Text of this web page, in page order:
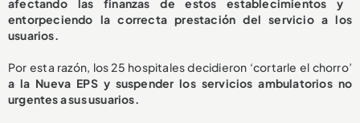
afectando las finanzas de estos establecimientos y
entorpeciendo la correcta prestación del servicio a los
usuarios.
Por esta razón, los 25 hospitales decidieron ‘cortarle el chorro’
a la Nueva EPS y suspender los servicios ambulatorios no
urgentes a sus usuarios.